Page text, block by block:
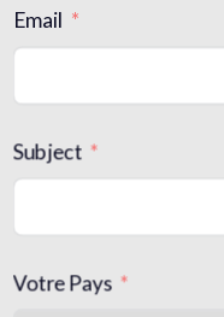
Email
Subject
Votre Pays